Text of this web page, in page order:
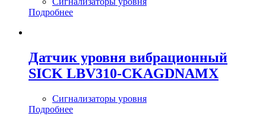
Подробнее
Датчик уровня вибрационный
SICK LBV310-CKAGDNAMX
Сигнализаторы уровня
Подробнее